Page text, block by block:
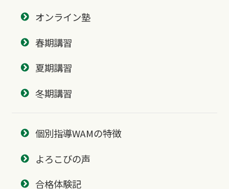
オンライン塾
春期講習
夏期講習
冬期講習
個別指導WAMの特徴
よろこびの声
合格体験記